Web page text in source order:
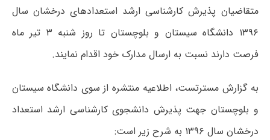
متقاضیان پذیرش کارشناسی ارشد استعدادهای درخشان سال
۱۳۹۶ دانشگاه سیستان و بلوچستان تا روز شنبه ۳ تیر ماه
فرصت دارند نسبت به ارسال مدارک خود اقدام نمایند.
به گزارش مسترتست، اطلاعیه منتشره از سوی دانشگاه سیستان
و بلوچستان جهت پذیرش دانشجوی کارشناسی ارشد استعداد
درخشان سال ۱۳۹۶ به شرح زیر است: